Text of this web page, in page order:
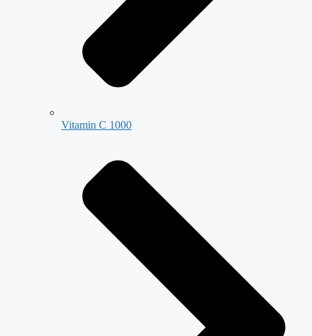
Vitamin C 1000